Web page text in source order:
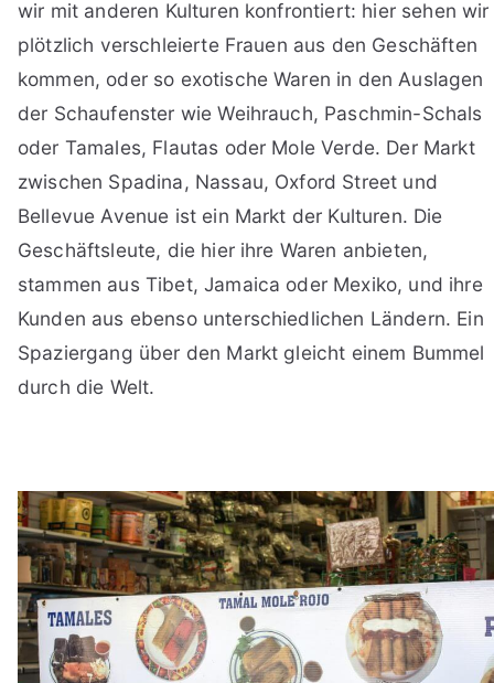
wir mit anderen Kulturen konfrontiert: hier sehen wir
plötzlich verschleierte Frauen aus den Geschäften
kommen, oder so exotische Waren in den Auslagen
der Schaufenster wie Weihrauch, Paschmin-Schals
oder Tamales, Flautas oder Mole Verde. Der Markt
zwischen Spadina, Nassau, Oxford Street und
Bellevue Avenue ist ein Markt der Kulturen. Die
Geschäftsleute, die hier ihre Waren anbieten,
stammen aus Tibet, Jamaica oder Mexiko, und ihre
Kunden aus ebenso unterschiedlichen Ländern. Ein
Spaziergang über den Markt gleicht einem Bummel
durch die Welt.